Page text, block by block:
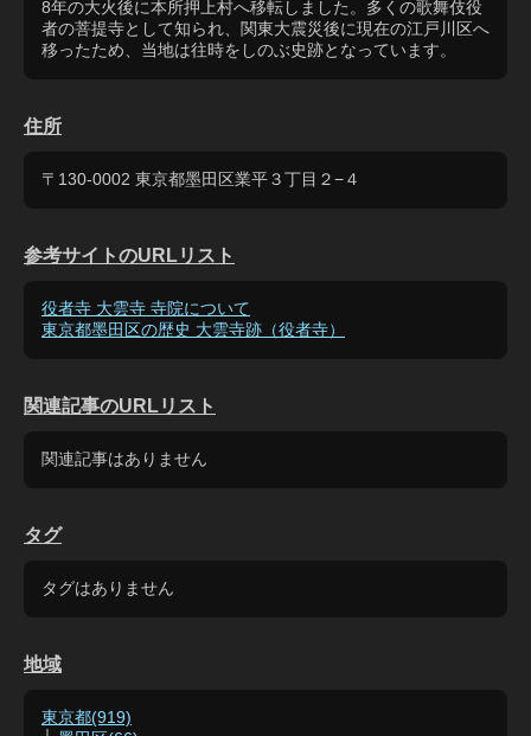
8年の大火後に本所押上村へ移転しました。多くの歌舞伎役
者の菩提寺として知られ、関東大震災後に現在の江戸川区へ
移ったため、当地は往時をしのぶ史跡となっています。
住所
〒130-0002 東京都墨田区業平３丁目２−４
参考サイトのURLリスト
役者寺 大雲寺 寺院について
東京都墨田区の歴史 大雲寺跡（役者寺）
関連記事のURLリスト
関連記事はありません
タグ
タグはありません
地域
東京都(919)